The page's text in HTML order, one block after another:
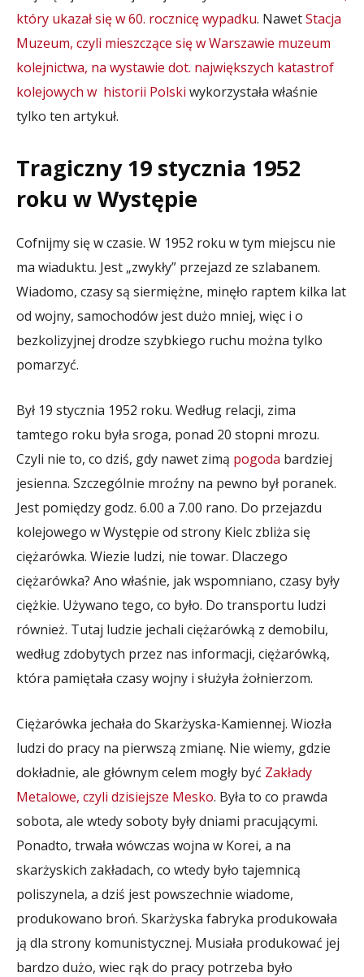
który ukazał się w 60. rocznicę wypadku. NawetStacja
Muzeum, czyli mieszczące się w Warszawie muzeum
kolejnictwa, na wystawie dot. największych katastrof
kolejowych w historii Polski wykorzystała właśnie
tylko ten artykuł.
Tragiczny 19 stycznia 1952
roku w Występie
Cofnijmy się w czasie. W 1952 roku w tym miejscu nie
ma wiaduktu. Jest „zwykły” przejazd ze szlabanem.
Wiadomo, czasy są siermiężne, minęło raptem kilka lat
od wojny, samochodów jest dużo mniej, więc i o
bezkolizyjnej drodze szybkiego ruchu można tylko
pomarzyć.
Był 19 stycznia 1952 roku. Według relacji, zima
tamtego roku była sroga, ponad 20 stopni mrozu.
Czyli nie to, co dziś, gdy nawet zimą pogoda bardziej
jesienna. Szczególnie mroźny na pewno był poranek.
Jest pomiędzy godz. 6.00 a 7.00 rano. Do przejazdu
kolejowego w Występie od strony Kielc zbliża się
ciężarówka. Wiezie ludzi, nie towar. Dlaczego
ciężarówka? Ano właśnie, jak wspomniano, czasy były
ciężkie. Używano tego, co było. Do transportu ludzi
również. Tutaj ludzie jechali ciężarówką z demobilu,
według zdobytych przez nas informacji, ciężarówką,
która pamiętała czasy wojny i służyła żołnierzom.
Ciężarówka jechała do Skarżyska-Kamiennej. Wiozła
ludzi do pracy na pierwszą zmianę. Nie wiemy, gdzie
dokładnie, ale głównym celem mogły być Zakłady
Metalowe, czyli dzisiejsze Mesko. Była to co prawda
sobota, ale wtedy soboty były dniami pracującymi.
Ponadto, trwała wówczas wojna w Korei, a na
skarżyskich zakładach, co wtedy było tajemnicą
poliszynela, a dziś jest powszechnie wiadome,
produkowano broń. Skarżyska fabryka produkowała
ją dla strony komunistycznej. Musiała produkować jej
bardzo dużo, wiec rąk do pracy potrzeba było